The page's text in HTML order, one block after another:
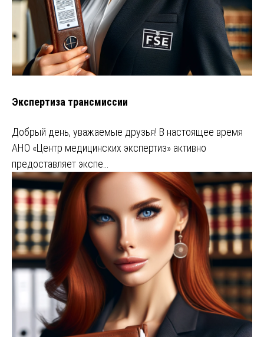
Экспертиза трансмиссии
Добрый день, уважаемые друзья! В настоящее время
АНО «Центр медицинских экспертиз» активно
предоставляет экспе…